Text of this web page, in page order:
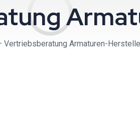
Vertriebsberatung Armaturen-